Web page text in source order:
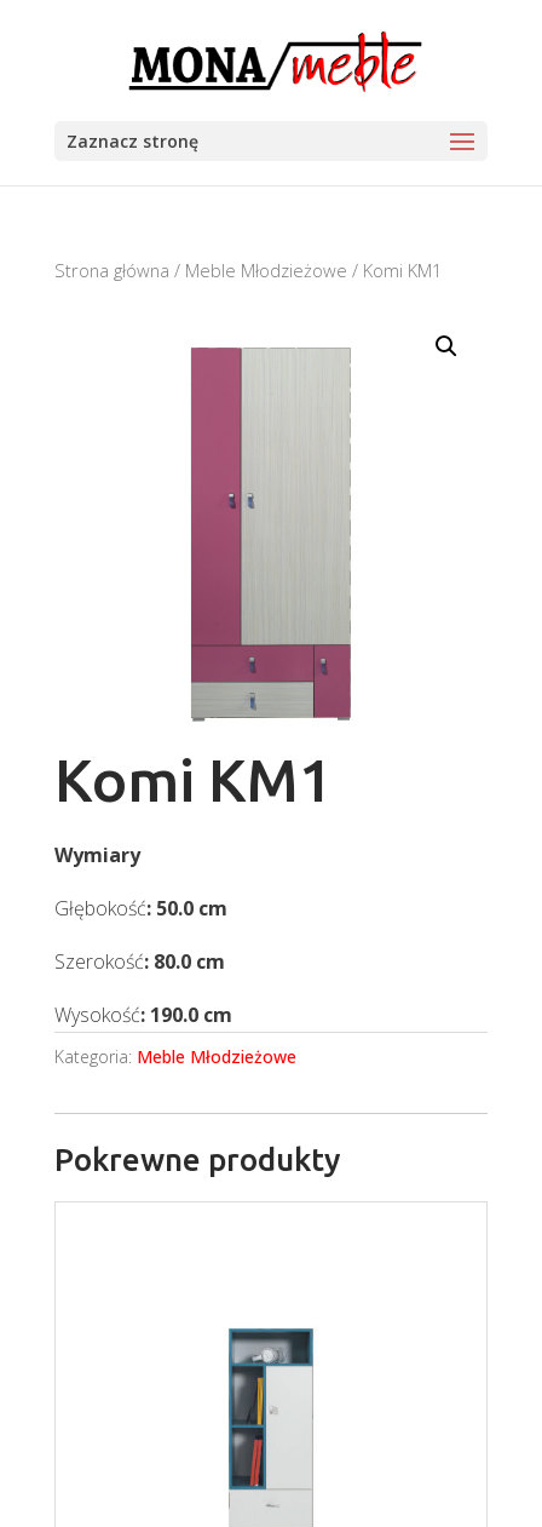
Zaznacz stronę
Strona główna / Meble Młodzieżowe / Komi KM1
Komi KM1
Wymiary
Głębokość: 50.0 cm
Szerokość: 80.0 cm
Wysokość: 190.0 cm
Kategoria: Meble Młodzieżowe
Pokrewne produkty